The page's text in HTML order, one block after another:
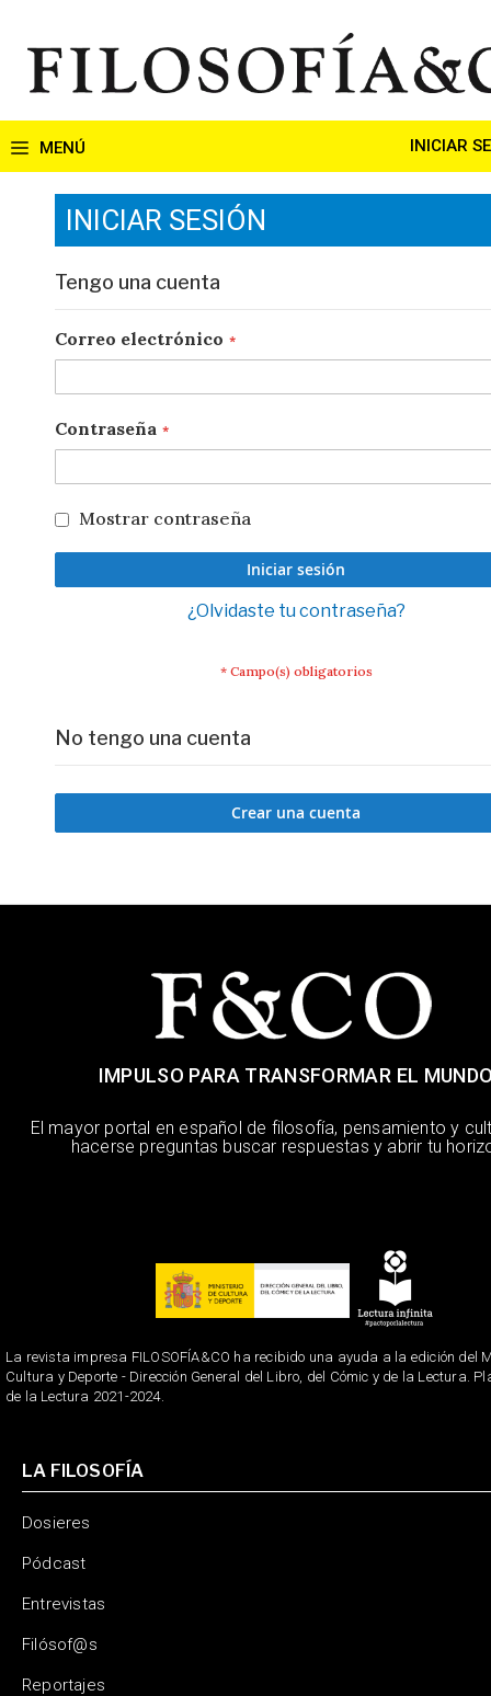
contenido
INICIAR
INICIAR SESIÓN
Tengo una cuenta
Correo electrónico
Contraseña
Mostrar contraseña
Iniciar sesión
¿Olvidaste tu contraseña?
No tengo una cuenta
Crear una cuenta
IMPULSO PARA TRANSFORMAR EL
El mayor portal en español de filosofía, pensamiento y
hacerse preguntas buscar respuestas y abrir tu
La revista impresa FILOSOFÍA&CO ha recibido una ayuda a la edición del
Cultura y Deporte - Dirección General del Libro, del Cómic y de la Lectura.
de la Lectura 2021-2024.
LA FILOSOFÍA
Dosieres
Pódcast
Entrevistas
Filósof@s
Reportajes